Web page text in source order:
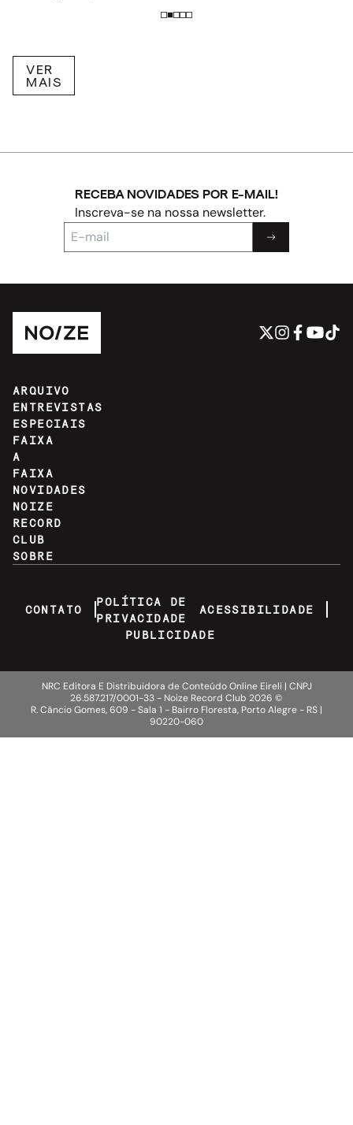
VER
MAIS
RECEBA NOVIDADES POR E-MAIL!
Inscreva-se na nossa newsletter.
ARQUIVO
ENTREVISTAS
ESPECIAIS
FAIXA
A
FAIXA
NOVIDADES
NOIZE
RECORD
CLUB
SOBRE
CONTATO
POLÍTICA DE
PRIVACIDADE
ACESSIBILIDADE
PUBLICIDADE
NRC Editora E Distribuidora de Conteúdo Online Eireli | CNPJ
26.587.217/0001-33 - Noize Record Club 2026 ©
R. Câncio Gomes, 609 - Sala 1 - Bairro Floresta, Porto Alegre - RS |
90220-060